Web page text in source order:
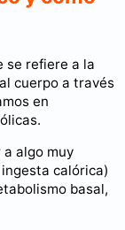
se refiere a la
cuerpo a través
en
algo muy
calórica)
basal,